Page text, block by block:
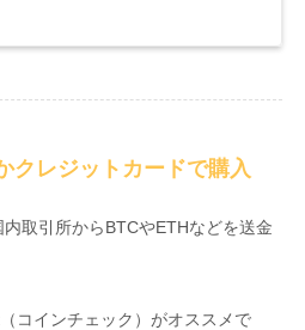
クレジットカードで購入
取引所からBTCやETHなどを送金
コインチェック）がオススメで